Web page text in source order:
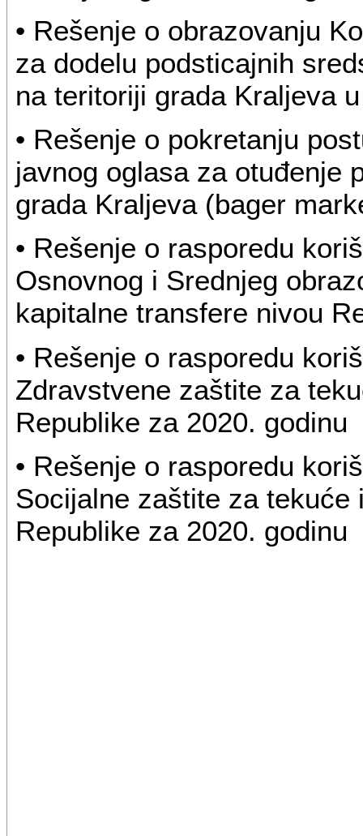
• Rešenje o obrazovanju
za dodelu podsticajnih
na teritoriji grada Kraljeva
• Rešenje o pokretanju
javnog oglasa za otuđenje
grada Kraljeva (bager
• Rešenje o rasporedu
Osnovnog i Srednjeg
kapitalne transfere nivou
• Rešenje o rasporedu
Zdravstvene zaštite za
Republike za 2020. godinu
• Rešenje o rasporedu
Socijalne zaštite za
Republike za 2020. godinu